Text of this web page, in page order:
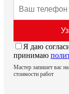
Я даю
принимаю
Мастер запишет вас
стоимости работ